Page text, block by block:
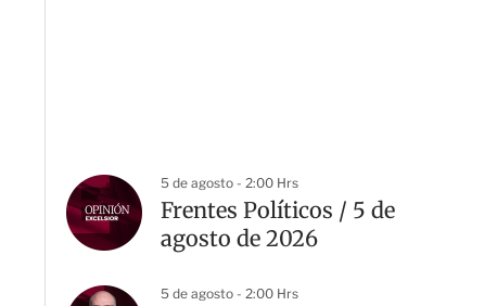
5 de agosto - 2:00 Hrs
Frentes Políticos / 5 de
agosto de 2026
5 de agosto - 2:00 Hrs